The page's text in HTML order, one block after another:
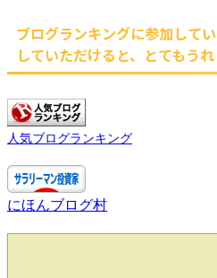
ブログランキングに参加して
していただけると、とてもうれ
人気ブログランキング
にほんブログ村